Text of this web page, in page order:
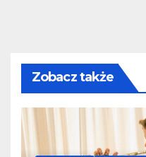
Zobacz także